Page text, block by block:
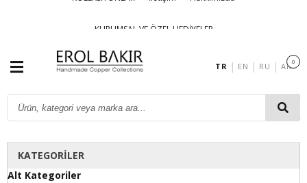
KURUMSAL VE ÖZEL HEDİYELER
TR | EN | RU | AR0
KATEGORİLER
Alt Kategoriler